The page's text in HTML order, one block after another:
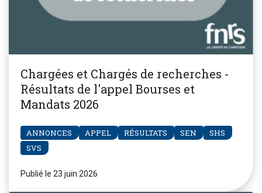
Chargées et Chargés de recherches -
Résultats de l'appel Bourses et
Mandats 2026
ANNONCES APPEL RÉSULTATS SEN
SHS
SVS
Publié le 23 juin 2026